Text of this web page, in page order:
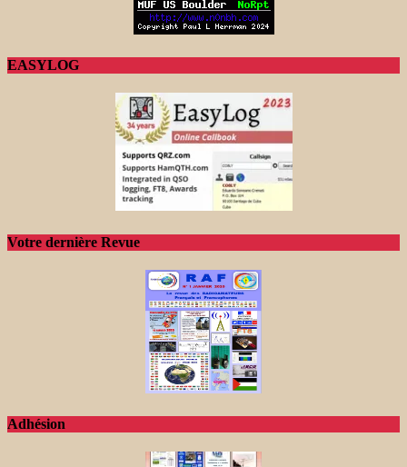
EASYLOG
Votre dernière Revue
Adhésion